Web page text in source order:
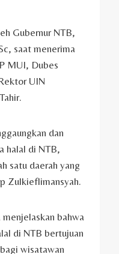
Gubernur NTB,
saat menerima
MUI, Dubes
UIN
dan
halal di NTB,
satu daerah yang
Zulkieflimansyah.
bahwa
di NTB bertujuan
wisatawan